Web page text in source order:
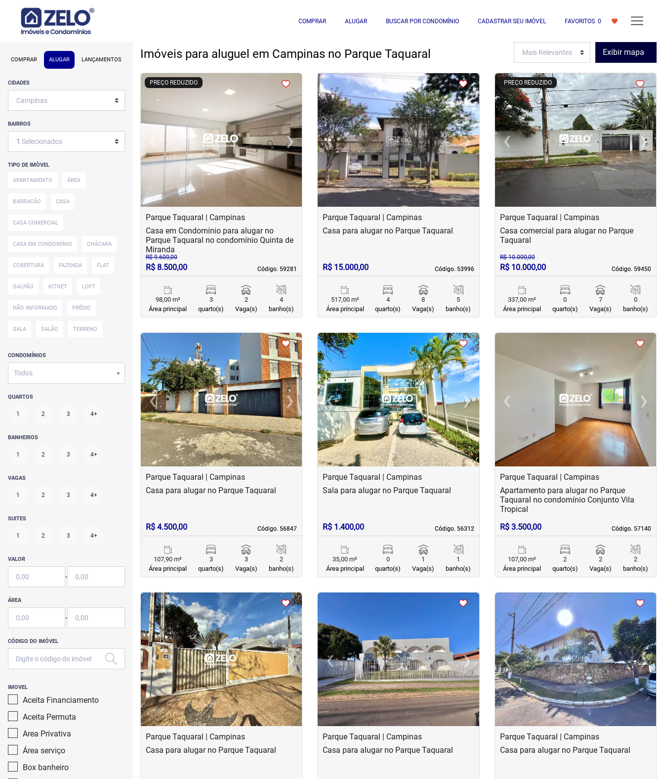
COMPRAR ALUGAR BUSCAR POR CONDOMÍNIO CADASTRAR SEU IMÓVEL FAVORITOS 0
COMPRAR ALUGAR LANÇAMENTOS
CIDADES
BAIRROS
1 Selecionados
TIPO DE IMÒVEL
APARTAMENTO ÁREA
BARRACÃO CASA
CASA COMERCIAL
CASA EM CONDOMÍNIO CHÁCARA
COBERTURA FAZENDA FLAT
GALPÃO KITNET LOFT
NÃO INFORMADO PRÉDIO
SALA SALÃO TERRENO
CONDOMÍNIOS
Todos
QUARTOS
1 2 3 4+
BANHEIROS
1 2 3 4+
VAGAS
1 2 3 4+
SUITES
1 2 3 4+
VALOR
-
ÁREA
-
CÓDIGO DO IMÓVEL
IMOVEL
Aceita Financiamento
Aceita Permuta
Area Privativa
Área serviço
Box banheiro
Imóveis para aluguel em Campinas no Parque Taquaral Exibir mapa
PREÇO REDUZIDO
<<<
‹ ›Next
Parque Taquaral | Campinas
Código. 59281
Código. 59281
Casa em Condomínio para alugar no
Parque Taquaral no condomínio Quinta de
Miranda
R$ 9.600,00
R$ 8.500,00
98,00 m²
Área principal
3
quarto(s)
2
Vaga(s)
4
banho(s)
<<<<
‹Previous ›Next
Parque Taquaral | Campinas
Código. 53996
Código. 53996
Casa para alugar no Parque Taquaral
R$ 15.000,00
517,00 m²
Área principal
4
quarto(s)
8
Vaga(s)
5
banho(s)
PREÇO REDUZIDO
<<<<
‹Previous ›Next
Parque Taquaral | Campinas
Código. 59450
Código. 59450
Casa comercial para alugar no Parque
Taquaral
R$ 10.000,00
R$ 10.000,00
337,00 m²
Área principal
0
quarto(s)
7
Vaga(s)
0
banho(s)
<<
‹Previous ›Next
Parque Taquaral | Campinas
Código. 56847
Código. 56847
Casa para alugar no Parque Taquaral
R$ 4.500,00
107,90 m²
Área principal
3
quarto(s)
3
Vaga(s)
2
banho(s)
<<<<
‹Previous ›Next
Parque Taquaral | Campinas
Código. 56312
Código. 56312
Sala para alugar no Parque Taquaral
R$ 1.400,00
35,00 m²
Área principal
0
quarto(s)
1
Vaga(s)
1
banho(s)
<
‹Previous ›Next
Parque Taquaral | Campinas
Código. 57140
Código. 57140
Apartamento para alugar no Parque
Taquaral no condomínio Conjunto Vila
Tropical
R$ 3.500,00
107,00 m²
Área principal
2
quarto(s)
2
Vaga(s)
2
banho(s)
<<<<
‹Previous ›Next
Parque Taquaral | Campinas
Casa para alugar no Parque Taquaral
<
‹Previous ›Next
Parque Taquaral | Campinas
Casa para alugar no Parque Taquaral
<
‹Previous ›Next
Parque Taquaral | Campinas
Casa para alugar no Parque Taquaral